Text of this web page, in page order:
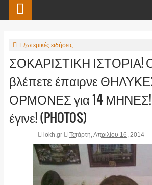
Εξωτερικές ειδήσεις
ΣΟΚΑΡΙΣΤΙΚΗ ΙΣΤΟΡΙΑ!
βλέπετε έπαιρνε
ΟΡΜΟΝΕΣ για 14 ΜΗΝΕΣ!
έγινε! (PHOTOS)
iokh.gr Τετάρτη, Απριλίου 16, 2014